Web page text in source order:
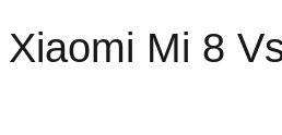
Xiaomi Mi 8